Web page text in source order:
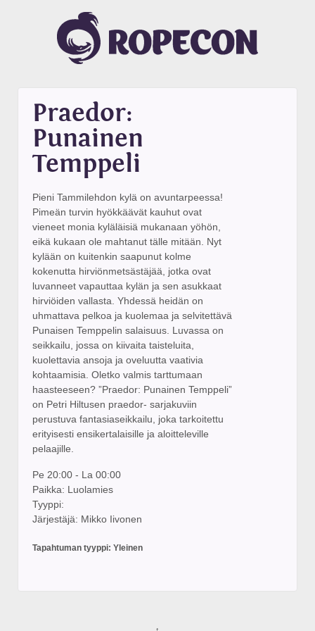
Praedor:
Punainen
Temppeli
Pieni Tammilehdon kylä on avuntarpeessa!
Pimeän turvin hyökkäävät kauhut ovat
vieneet monia kyläläisiä mukanaan yöhön,
eikä kukaan ole mahtanut tälle mitään. Nyt
kylään on kuitenkin saapunut kolme
kokenutta hirviönmetsästäjää, jotka ovat
luvanneet vapauttaa kylän ja sen asukkaat
hirviöiden vallasta. Yhdessä heidän on
uhmattava pelkoa ja kuolemaa ja selvitettävä
Punaisen Temppelin salaisuus. Luvassa on
seikkailu, jossa on kiivaita taisteluita,
kuolettavia ansoja ja oveluutta vaativia
kohtaamisia. Oletko valmis tarttumaan
haasteeseen? ”Praedor: Punainen Temppeli”
on Petri Hiltusen praedor- sarjakuviin
perustuva fantasiaseikkailu, joka tarkoitettu
erityisesti ensikertalaisille ja aloitteleville
pelaajille.
Pe 20:00 - La 00:00
Paikka: Luolamies
Tyyppi:
Järjestäjä: Mikko Iivonen
Tapahtuman tyyppi: Yleinen